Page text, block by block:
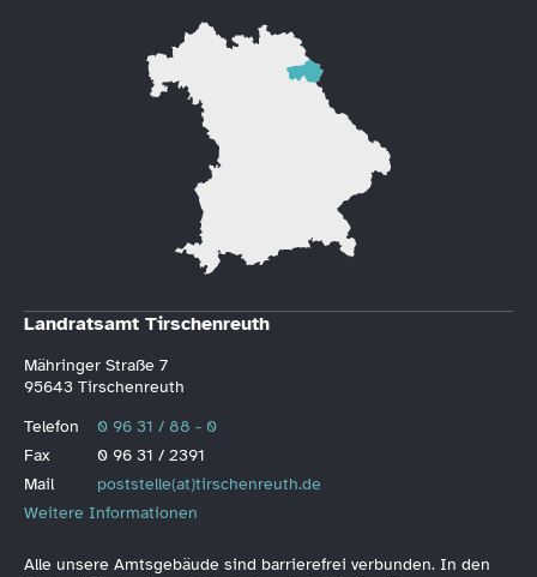
Landratsamt Tirschenreuth
Mähringer Straße 7
95643 Tirschenreuth
Telefon
0 96 31 / 88 - 0
Fax
0 96 31 / 2391
Mail
poststelle(at)tirschenreuth.de
Weitere Informationen
Alle unsere Amtsgebäude sind barrierefrei verbunden. In den